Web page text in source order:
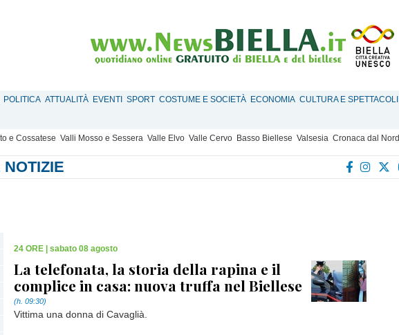
POLITICA ATTUALITÀ EVENTI SPORT COSTUME E SOCIETÀ ECONOMIA CULTURA E SPETTACOLI
e Cossatese Valli Mosso e Sessera Valle Elvo Valle Cervo Basso Biellese Valsesia Cronaca dal
24 ORE sabato 08 agosto
La telefonata, la storia della rapina e il
complice in casa: nuova truffa nel Biellese
(h. 09:30)
Vittima una donna di Cavaglià.